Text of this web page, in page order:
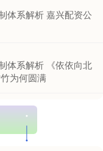
体系解析 嘉兴配资公
体系解析 《依依向北
为何圆满